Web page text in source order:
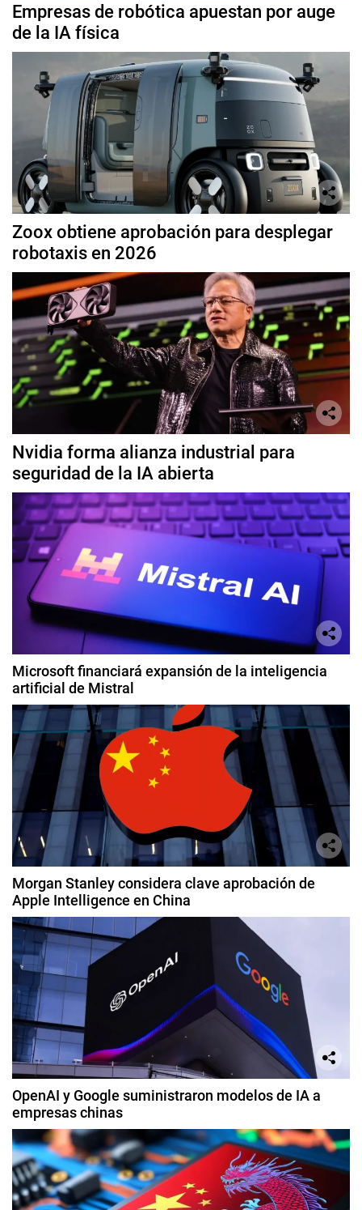
Empresas de robótica apuestan por auge
de la IA física
Zoox obtiene aprobación para desplegar
robotaxis en 2026
Nvidia forma alianza industrial para
seguridad de la IA abierta
Microsoft financiará expansión de la inteligencia
artificial de Mistral
Morgan Stanley considera clave aprobación de
Apple Intelligence en China
OpenAI y Google suministraron modelos de IA a
empresas chinas